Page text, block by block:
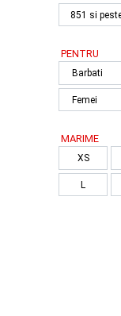
851 si
PENTRU
Barbati
Femei
MARIME
XS
L